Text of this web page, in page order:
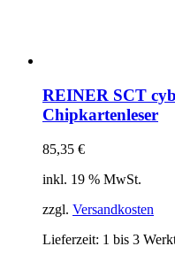
REINER SCT
Chipkartenleser
85,35 €
inkl. 19 % MwSt.
zzgl. Versandkosten
Lieferzeit: 1 bis 3